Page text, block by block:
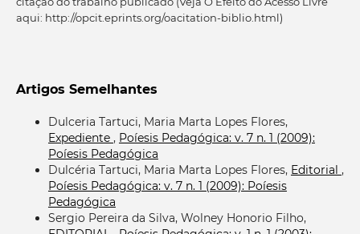
aqui: http://opcit.eprints.org/oacitation-biblio.html)
Artigos Semelhantes
Dulceria Tartuci, Maria Marta Lopes Flores,
Expediente , Poíesis Pedagógica: v. 7 n. 1 (2009):
Poíesis Pedagógica
Dulcéria Tartuci, Maria Marta Lopes Flores, Editorial ,
Poíesis Pedagógica: v. 7 n. 1 (2009): Poíesis
Pedagógica
Sergio Pereira da Silva, Wolney Honorio Filho,